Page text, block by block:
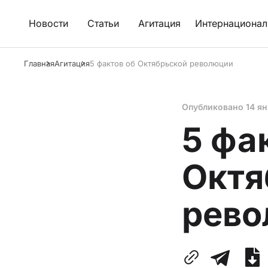
Новости Статьи Агитация Интернационал
ГлавнаяАгитация5 фактов об Октябрьской революции
Опубликовано 14
5